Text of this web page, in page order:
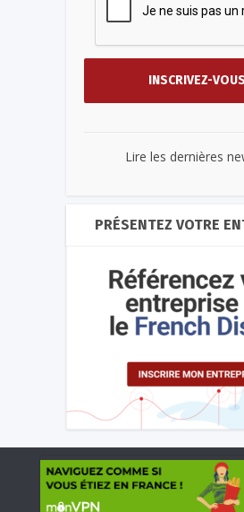
Lire les dernières
PRÉSENTEZ VOTRE